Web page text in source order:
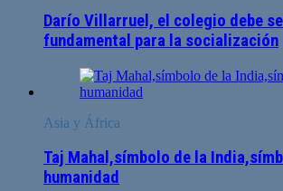
Darío Villarruel, el colegio debe
fundamental para la socialización
Asia y África
Taj Mahal,símbolo de la
humanidad